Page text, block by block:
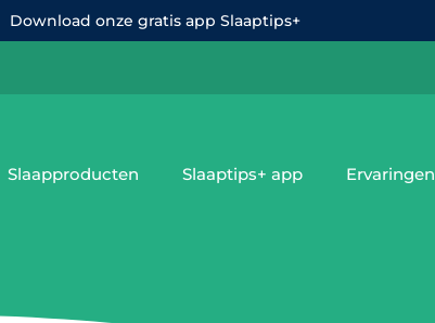
Download onze gratis app Slaaptips+
Slaapproducten Slaaptips+ app Ervaringen